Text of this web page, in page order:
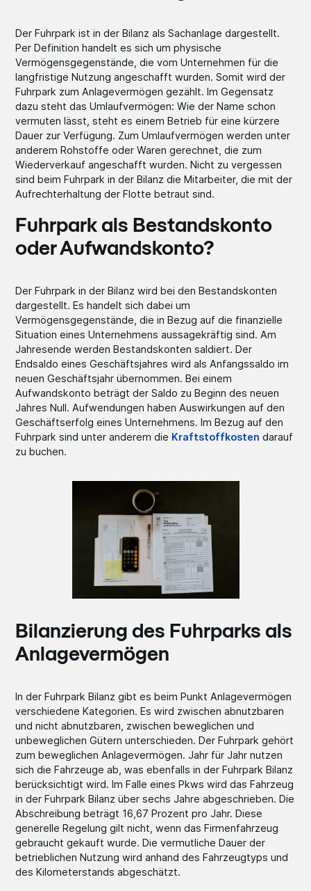
Der Fuhrpark ist in der Bilanz als Sachanlage dargestellt.
Per Definition handelt es sich um physische
Vermögensgegenstände, die vom Unternehmen für die
langfristige Nutzung angeschafft wurden. Somit wird der
Fuhrpark zum Anlagevermögen gezählt. Im Gegensatz
dazu steht das Umlaufvermögen: Wie der Name schon
vermuten lässt, steht es einem Betrieb für eine kürzere
Dauer zur Verfügung. Zum Umlaufvermögen werden unter
anderem Rohstoffe oder Waren gerechnet, die zum
Wiederverkauf angeschafft wurden. Nicht zu vergessen
sind beim Fuhrpark in der Bilanz die Mitarbeiter, die mit der
Aufrechterhaltung der Flotte betraut sind.
Fuhrpark als Bestandskonto
oder Aufwandskonto?
Der Fuhrpark in der Bilanz wird bei den Bestandskonten
dargestellt. Es handelt sich dabei um
Vermögensgegenstände, die in Bezug auf die finanzielle
Situation eines Unternehmens aussagekräftig sind. Am
Jahresende werden Bestandskonten saldiert. Der
Endsaldo eines Geschäftsjahres wird als Anfangssaldo im
neuen Geschäftsjahr übernommen. Bei einem
Aufwandskonto beträgt der Saldo zu Beginn des neuen
Jahres Null. Aufwendungen haben Auswirkungen auf den
Geschäftserfolg eines Unternehmens. Im Bezug auf den
Fuhrpark sind unter anderem die Kraftstoffkostendarauf
zu buchen.
Bilanzierung des Fuhrparks als
Anlagevermögen
In der Fuhrpark Bilanz gibt es beim Punkt Anlagevermögen
verschiedene Kategorien. Es wird zwischen abnutzbaren
und nicht abnutzbaren, zwischen beweglichen und
unbeweglichen Gütern unterschieden. Der Fuhrpark gehört
zum beweglichen Anlagevermögen. Jahr für Jahr nutzen
sich die Fahrzeuge ab, was ebenfalls in der Fuhrpark Bilanz
berücksichtigt wird. Im Falle eines Pkws wird das Fahrzeug
in der Fuhrpark Bilanz über sechs Jahre abgeschrieben. Die
Abschreibung beträgt 16,67 Prozent pro Jahr. Diese
generelle Regelung gilt nicht, wenn das Firmenfahrzeug
gebraucht gekauft wurde. Die vermutliche Dauer der
betrieblichen Nutzung wird anhand des Fahrzeugtyps und
des Kilometerstands abgeschätzt.